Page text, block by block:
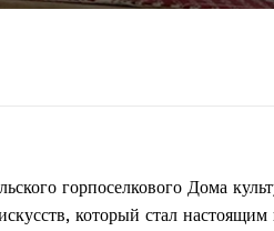
горпоселкового Дома
который стал